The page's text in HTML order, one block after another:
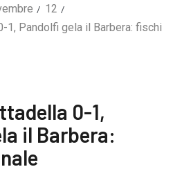
12
1, Pandolfi gela il Barbera: fischi
0-1,
il Barbera: